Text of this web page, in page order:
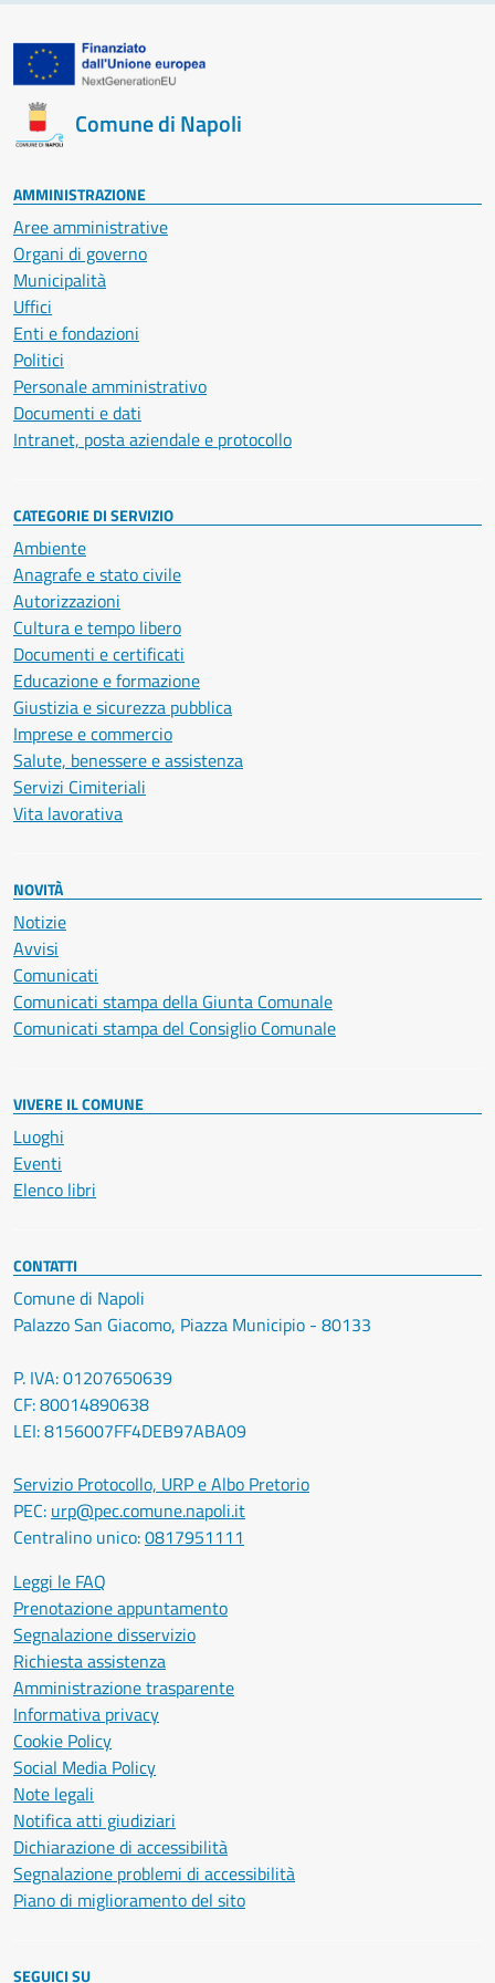
Comune di Napoli
AMMINISTRAZIONE
Aree amministrative
Organi di governo
Municipalità
Uffici
Enti e fondazioni
Politici
Personale amministrativo
Documenti e dati
Intranet, posta aziendale e protocollo
CATEGORIE DI SERVIZIO
Ambiente
Anagrafe e stato civile
Autorizzazioni
Cultura e tempo libero
Documenti e certificati
Educazione e formazione
Giustizia e sicurezza pubblica
Imprese e commercio
Salute, benessere e assistenza
Servizi Cimiteriali
Vita lavorativa
NOVITÀ
Notizie
Avvisi
Comunicati
Comunicati stampa della Giunta Comunale
Comunicati stampa del Consiglio Comunale
VIVERE IL COMUNE
Luoghi
Eventi
Elenco libri
CONTATTI
Comune di Napoli
Palazzo San Giacomo, Piazza Municipio - 80133
P. IVA: 01207650639
CF: 80014890638
LEI: 8156007FF4DEB97ABA09
Servizio Protocollo, URP e Albo Pretorio
PEC: urp@pec.comune.napoli.it
Centralino unico:0817951111
Leggi le FAQ
Prenotazione appuntamento
Segnalazione disservizio
Richiesta assistenza
Amministrazione trasparente
Informativa privacy
Cookie Policy
Social Media Policy
Note legali
Notifica atti giudiziari
Dichiarazione di accessibilità
Segnalazione problemi di accessibilità
Piano di miglioramento del sito
SEGUICI SU